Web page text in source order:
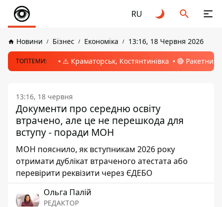
RU
Новини Бізнес Економіка 13:16, 18 Червня 2026
ТОПТЕМИ: ⚠️ Краматорськ, Костянтинівка 🔴 Ракетний
13:16, 18 червня
Документи про середню освіту
втрачено, але це не перешкода для
вступу - поради МОН
МОН пояснило, як вступникам 2026 року
отримати дублікат втраченого атестата або
перевірити реквізити через ЄДЕБО
Ольга Палій
РЕДАКТОР